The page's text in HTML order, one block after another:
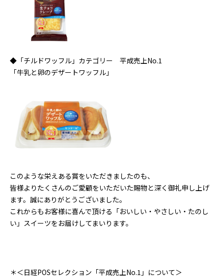
◆「チルドワッフル」カテゴリー 平成売上No.1
「牛乳と卵のデザートワッフル」
このような栄えある賞をいただきましたのも、
皆様よりたくさんのご愛顧をいただいた賜物と深く御礼申し上げ
ます。誠にありがとうございました。
これからもお客様に喜んで頂ける「おいしい・やさしい・たのし
い」スイーツをお届けしてまいります。
＊＜日経POSセレクション「平成売上No.1」について＞